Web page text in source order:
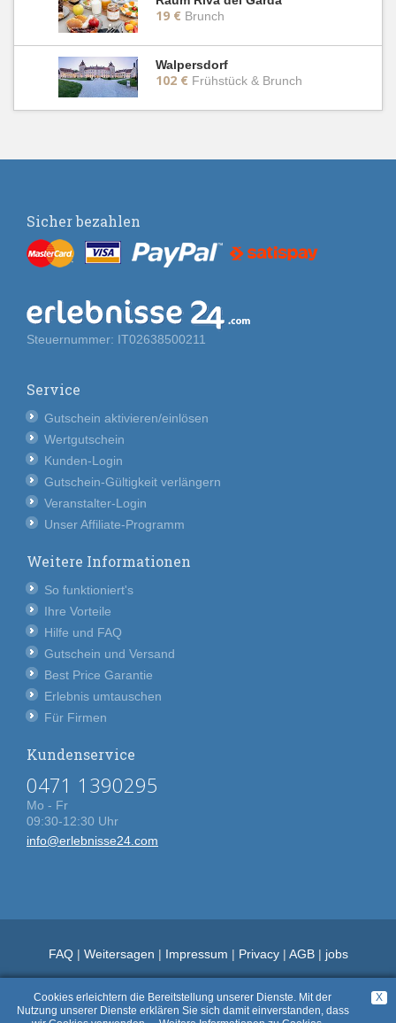
19 € Brunch
Walpersdorf
102 € Frühstück & Brunch
Sicher bezahlen
Steuernummer: IT02638500211
Service
Gutschein aktivieren/einlösen
Wertgutschein
Kunden-Login
Gutschein-Gültigkeit verlängern
Veranstalter-Login
Unser Affiliate-Programm
Weitere Informationen
So funktioniert's
Ihre Vorteile
Hilfe und FAQ
Gutschein und Versand
Best Price Garantie
Erlebnis umtauschen
Für Firmen
Kundenservice
0471 1390295
Mo - Fr
09:30-12:30 Uhr
info@erlebnisse24.com
FAQ| Weitersagen | Impressum | Privacy| AGB| jobs
X
Cookies erleichtern die Bereitstellung unserer Dienste. Mit der
Nutzung unserer Dienste erklären Sie sich damit einverstanden, dass